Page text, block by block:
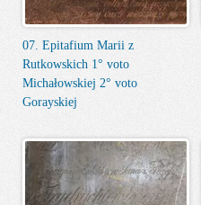
07. Epitafium Marii z
Rutkowskich 1° voto
Michałowskiej 2° voto
Gorayskiej